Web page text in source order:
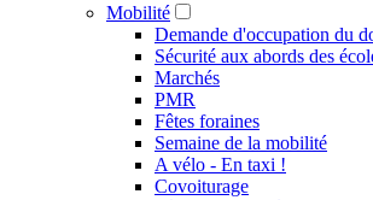
Mobilité
Demande d'occupation du
Sécurité aux abords des
Marchés
PMR
Fêtes foraines
Semaine de la mobilité
A vélo - En taxi !
Covoiturage